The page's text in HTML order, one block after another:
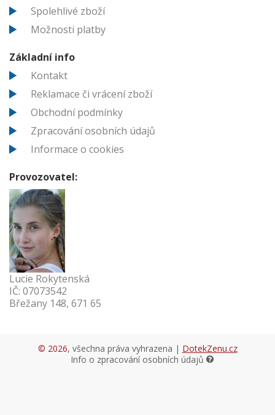
Spolehlivé zboží
Možnosti platby
Základní info
Kontakt
Reklamace či vrácení zboží
Obchodní podmínky
Zpracování osobních údajů
Informace o cookies
Provozovatel:
Lucie Rokytenská
IČ: 07073542
Břežany 148, 671 65
© 2026, všechna práva vyhrazena | DotekZenu.cz
Info o zpracování osobních údajů